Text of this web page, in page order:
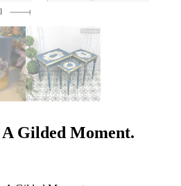
Gilded Moment.